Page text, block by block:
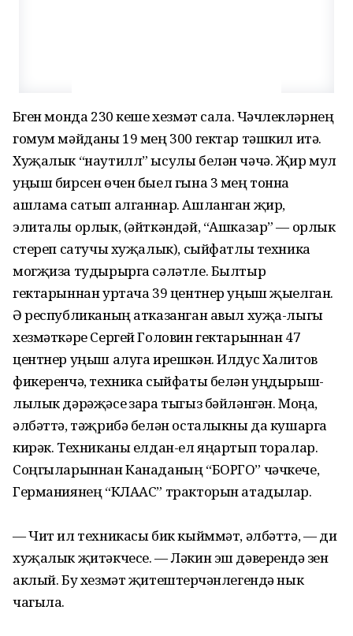
Бүген монда 230 кеше хезмәт сала. Чәчүлекләрнең
гомум мәйданы 19 мең 300 гектар тәшкил итә.
Хуҗалык “наутилл” ысулы белән чәчә. Җир мул
уңыш бирсен өчен быел гына 3 мең тонна
ашлама сатып алганнар. Ашланган җир,
элиталы орлык, (әйт­кәндәй, “Ашказар” — орлык
үстереп сатучы хуҗалык), сыйфатлы техника
могҗиза тудырырга сәләтле. Былтыр
гектарыннан уртача 39 центнер уңыш җыелган.
Ә рес­публи­каның атказанган авыл хуҗа-лыгы
хезмәткәре Сергей Головин гектарыннан 47
центнер уңыш алуга ирешкән. Илдус Халитов
фикеренчә, техника сыйфаты белән уңдырыш­
лылык дәрәҗәсе үзара тыгыз бәйләнгән. Моңа,
әлбәттә, тәҗрибә белән осталыкны да кушарга
кирәк. Техниканы елдан-ел яңартып торалар.
Соңгыла­рыннан Канаданың “БОРГО” чәчкече,
Герма­ния­нең “КЛААС” тракторын атадылар.
— Чит ил техникасы бик кыйммәт, әлбәттә, — ди
хуҗа­лык җитәкчесе. — Ләкин эш дәверендә үзен
аклый. Бу хезмәт җитештерүчәнлегендә нык
чагыла.